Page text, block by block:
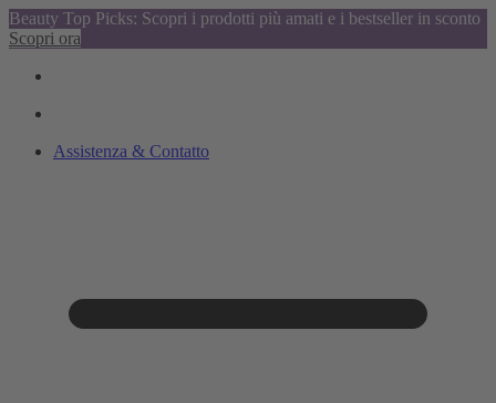
Beauty Top Picks: Scopri i prodotti più amati e i bestseller in sconto
Scopri ora
Assistenza & Contatto